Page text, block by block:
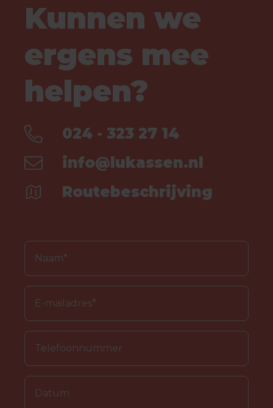
Kunnen we
ergens mee
helpen?
024 - 323 27 14
info@lukassen.nl
Routebeschrijving